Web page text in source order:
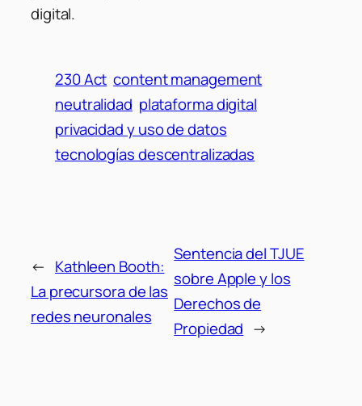
digital.
230 Act content management
neutralidad plataforma digital
privacidad y uso de datos
tecnologías descentralizadas
← Kathleen Booth:
La precursora de las
redes neuronales
Sentencia del TJUE
sobre Apple y los
Derechos de
Propiedad →